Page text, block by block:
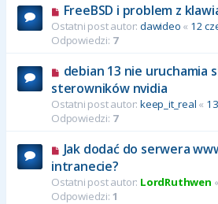
FreeBSD i problem z
Ostatni post autor: dawideo « 12
Odpowiedzi: 7
debian 13 nie uruchamia
sterowników nvidia
Ostatni post autor: keep_it_real «
Odpowiedzi: 7
Jak dodać do serwera
intranecie?
Ostatni post autor: LordRuthwen
Odpowiedzi: 1